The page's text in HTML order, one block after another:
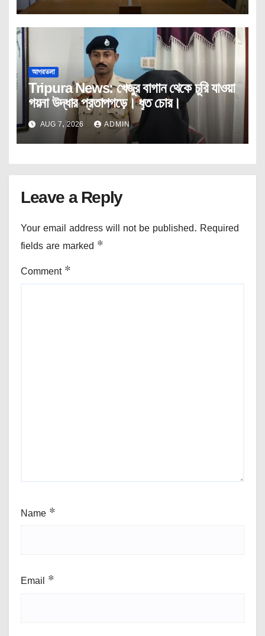
আগরতলা
Tripura News: খেজুর বাগান থেকে চুরি যাওয়া
গয়না উদ্ধার প্রতাপগড়ে। ধৃত চোর।
AUG 7, 2026 ADMIN
Leave a Reply
Your email address will not be published. Required
fields are marked *
Comment *
Name *
Email *